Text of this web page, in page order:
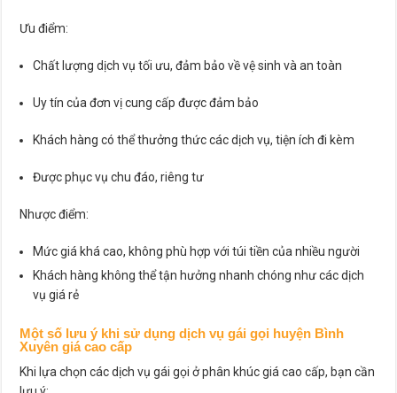
Ưu điểm:
Chất lượng dịch vụ tối ưu, đảm bảo về vệ sinh và an toàn
Uy tín của đơn vị cung cấp được đảm bảo
Khách hàng có thể thưởng thức các dịch vụ, tiện ích đi kèm
Được phục vụ chu đáo, riêng tư
Nhược điểm:
Mức giá khá cao, không phù hợp với túi tiền của nhiều người
Khách hàng không thể tận hưởng nhanh chóng như các dịch
vụ giá rẻ
Một số lưu ý khi sử dụng dịch vụ gái gọi huyện Bình
Xuyên giá cao cấp
Khi lựa chọn các dịch vụ gái gọi ở phân khúc giá cao cấp, bạn cần